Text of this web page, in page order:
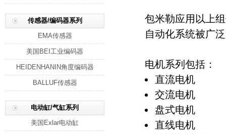
传感器/编码器系列
EMA传感器
美国BEI工业编码器
HEIDENHANIN角度编码器
BALLUF传感器
电动缸/气缸系列
美国Exlar电动缸
包米勒应用以上
自动化系统被广
电机系列包括：
直流电机
交流电机
盘式电机
直线电机